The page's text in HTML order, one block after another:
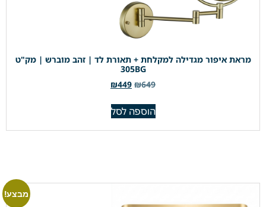
מראת איפור מגדילה למקלחת + תאורת לד | זהב מוברש | מק"ט
305BG
₪649
₪449
הוספה לסל
מבצע!